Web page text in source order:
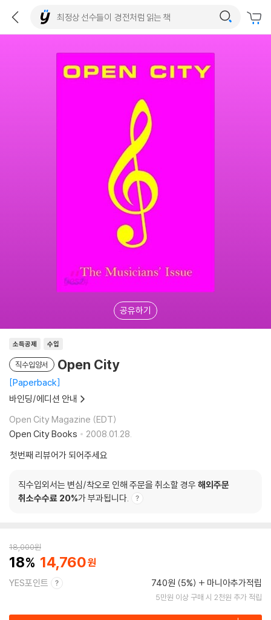
공유하기
소득공제 수입
직수입양서 Open City
Paperback
바인딩/에디션 안내
Open City Magazine (EDT)
Open City Books
2008.01.28.
첫번째 리뷰어가 되어주세요
직수입외서는 변심/착오로 인해 주문을 취소할 경우 해외주문
취소수수료 20%가 부과됩니다.
18,000원
18 14,760
YES포인트 740원 (5%) 마니아추가적립
5만원 이상 구매 시 2천원 추가 적립